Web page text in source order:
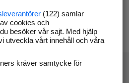
(122) samlar
cookies och
besöker vår sajt. Med hjälp
utveckla vårt innehåll och våra
kräver samtycke för